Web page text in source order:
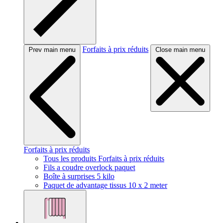
Prev main menu Forfaits à prix réduits Close main menu
Forfaits à prix réduits
Tous les produits Forfaits à prix réduits
Fils a coudre overlock paquet
Boîte à surprises 5 kilo
Paquet de advantage tissus 10 x 2 meter